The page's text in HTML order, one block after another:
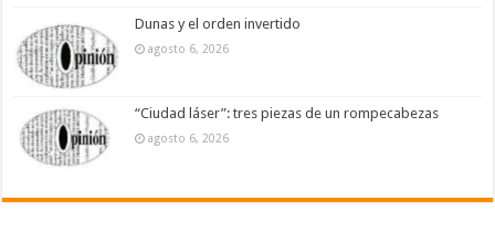
Dunas y el orden invertido
agosto 6, 2026
“Ciudad láser”: tres piezas de un rompecabezas
agosto 6, 2026